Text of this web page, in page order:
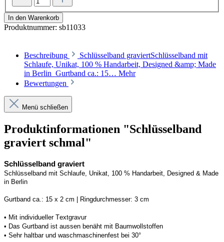
In den Warenkorb
Produktnummer: sb11033
Beschreibung
Schlüsselband graviertSchlüsselband mit
Schlaufe, Unikat, 100 % Handarbeit, Designed &amp; Made
in Berlin Gurtband ca.: 15… Mehr
Bewertungen
Menü schließen
Produktinformationen "Schlüsselband
graviert schmal"
Schlüsselband graviert
Schlüsselband mit Schlaufe, Unikat, 100 % Handarbeit, Designed & Made
in Berlin
Gurtband ca.: 15 x 2 cm | Ringdurchmesser: 3 cm
• Mit individueller Textgravur
• Das Gurtband ist aussen benäht mit Baumwollstoffen
• Sehr haltbar und waschmaschinenfest bei 30°